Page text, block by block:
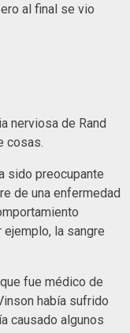
al final se vio
nerviosa de Rand
cosas.
sido preocupante
de una enfermedad
la sangre
fue médico de
había sufrido
causado algunos